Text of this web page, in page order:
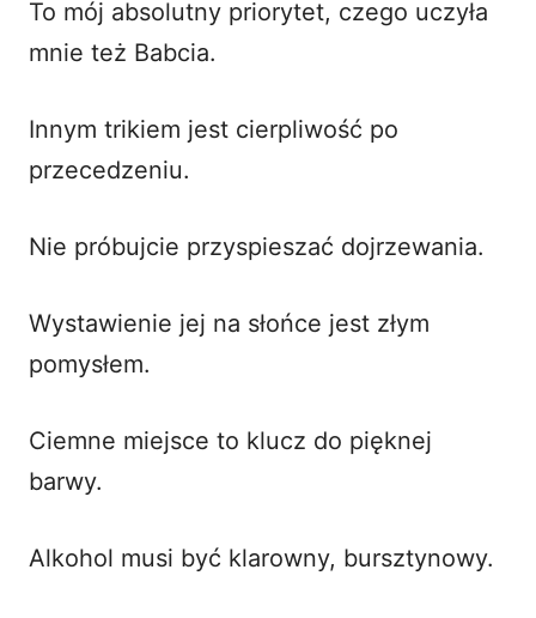
To mój absolutny priorytet, czego uczyła
mnie też Babcia.
Innym trikiem jest cierpliwość po
przecedzeniu.
Nie próbujcie przyspieszać dojrzewania.
Wystawienie jej na słońce jest złym
pomysłem.
Ciemne miejsce to klucz do pięknej
barwy.
Alkohol musi być klarowny, bursztynowy.